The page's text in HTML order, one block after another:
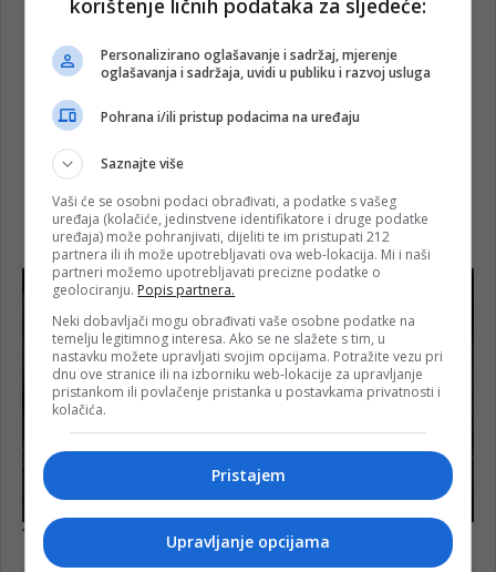
Personalizirano oglašavanje i sadržaj, mjerenje
oglašavanja i sadržaja, uvidi u publiku i razvoj usluga
Pohrana i/ili pristup podacima na uređaju
Saznajte više
Vaši će se osobni podaci obrađivati, a podatke s vašeg
uređaja (kolačiće, jedinstvene identifikatore i druge podatke
uređaja) može pohranjivati, dijeliti te im pristupati 212
partnera ili ih može upotrebljavati ova web-lokacija. Mi i naši
partneri možemo upotrebljavati precizne podatke o
geolociranju. Popis partnera.
Neki dobavljači mogu obrađivati vaše osobne podatke na
temelju legitimnog interesa. Ako se ne slažete s tim, u
nastavku možete upravljati svojim opcijama. Potražite vezu pri
dnu ove stranice ili na izborniku web-lokacije za upravljanje
pristankom ili povlačenje pristanka u postavkama privatnosti i
kolačića.
Pristajem
Upravljanje opcijama